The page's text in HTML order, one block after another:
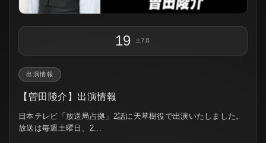
19 土 7月
出演情報
【曽田陵介】出演情報
日本テレビ「放送局占拠」2話に天草樹役で出演いたしました。
放送は毎週土曜日、2...